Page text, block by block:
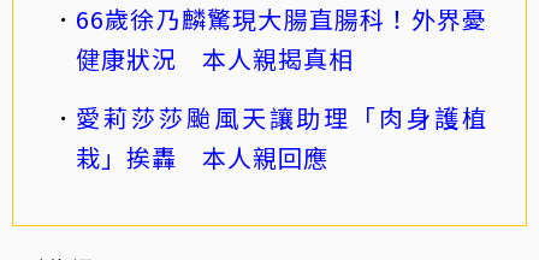
66歲徐乃麟驚現大腸直腸科！外界憂
健康狀況 本人親揭真相
愛莉莎莎颱風天讓助理「肉身護植
栽」挨轟 本人親回應